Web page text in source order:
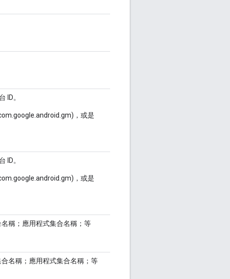
ID。
，或是
ID。
，或是
稱；應用程式集合名稱；等
名稱；應用程式集合名稱；等